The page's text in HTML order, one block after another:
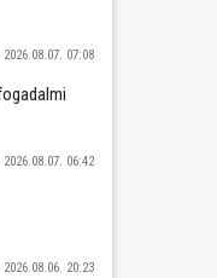
2026.08.07. 07:08
2026.08.07. 06:42
2026.08.06. 20:23